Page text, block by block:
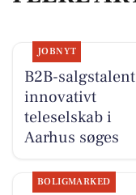
JOBNYT
B2B-
innovativt
teleselskab i
Aarhus søges
BOLIGMARKED